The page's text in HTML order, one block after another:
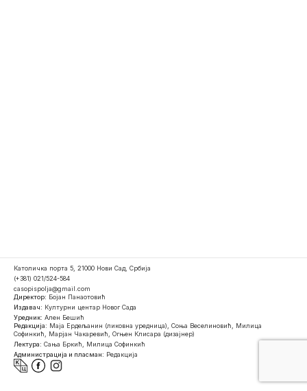
Католичка порта 5, 21000 Нови Сад, Србија
(+381) 021/524-584
casopispolja@gmail.com
Директор: Бојан Панаотовић
Издавач: Културни центар Новог Сада
Уредник: Ален Бешић
Редакција: Маја Ердељанин (ликовна уредница), Соња Веселиновић, Милица
Софинкић, Марјан Чакаревић, Огњен Клисара (дизајнер)
Лектура: Сања Бркић, Милица Софинкић
Администрација и пласман: Редакција